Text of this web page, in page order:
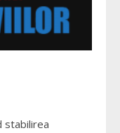
stabilirea